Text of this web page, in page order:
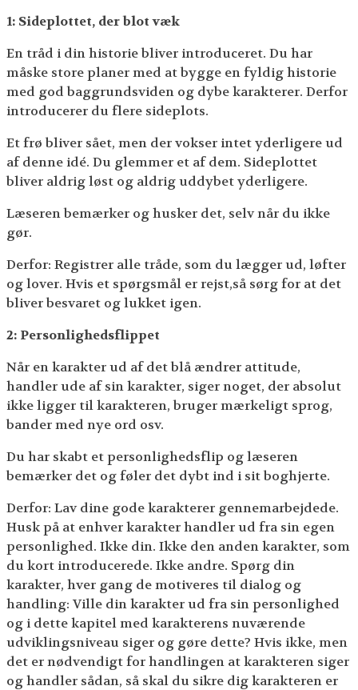
1: Sideplottet, der blot væk
En tråd i din historie bliver introduceret. Du har
måske store planer med at bygge en fyldig historie
med god baggrundsviden og dybe karakterer. Derfor
introducerer du flere sideplots.
Et frø bliver sået, men der vokser intet yderligere ud
af denne idé. Du glemmer et af dem. Sideplottet
bliver aldrig løst og aldrig uddybet yderligere.
Læseren bemærker og husker det, selv når du ikke
gør.
Derfor: Registrer alle tråde, som du lægger ud, løfter
og lover. Hvis et spørgsmål er rejst,så sørg for at det
bliver besvaret og lukket igen.
2: Personlighedsflippet
Når en karakter ud af det blå ændrer attitude,
handler ude af sin karakter, siger noget, der absolut
ikke ligger til karakteren, bruger mærkeligt sprog,
bander med nye ord osv.
Du har skabt et personlighedsflip og læseren
bemærker det og føler det dybt ind i sit boghjerte.
Derfor: Lav dine gode karakterer gennemarbejdede.
Husk på at enhver karakter handler ud fra sin egen
personlighed. Ikke din. Ikke den anden karakter, som
du kort introducerede. Ikke andre. Spørg din
karakter, hver gang de motiveres til dialog og
handling: Ville din karakter ud fra sin personlighed
og i dette kapitel med karakterens nuværende
udviklingsniveau siger og gøre dette? Hvis ikke, men
det er nødvendigt for handlingen at karakteren siger
og handler sådan, så skal du sikre dig karakteren er